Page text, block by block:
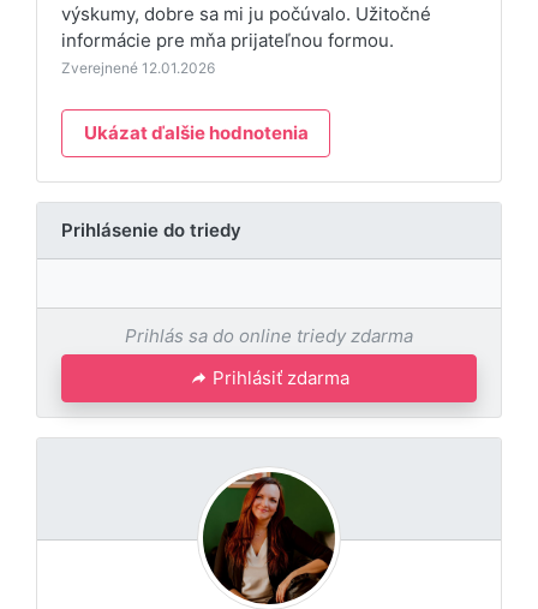
výskumy, dobre sa mi ju počúvalo. Užitočné
informácie pre mňa prijateľnou formou.
Zverejnené 12.01.2026
Ukázat ďalšie hodnotenia
Prihlásenie do triedy
Prihlás sa do online triedy zdarma
Prihlásiť zdarma